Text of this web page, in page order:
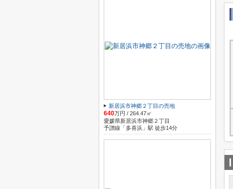
新居浜市神郷２丁目の売地
640万円 / 264.47㎡
愛媛県新居浜市神郷２丁目
予讃線「多喜浜」駅 徒歩14分